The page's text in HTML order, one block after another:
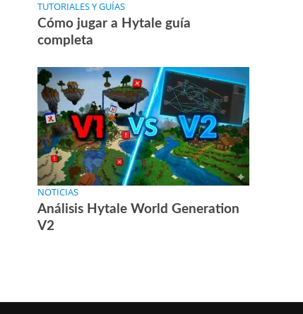
TUTORIALES Y GUÍAS
Cómo jugar a Hytale guía
completa
NOTICIAS
Análisis Hytale World Generation
V2